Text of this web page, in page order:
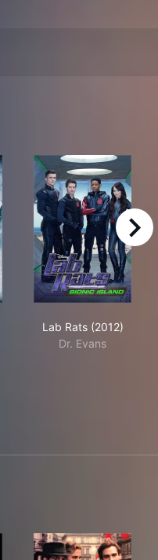
Lab Rats (2012)
Dr. Evans
right